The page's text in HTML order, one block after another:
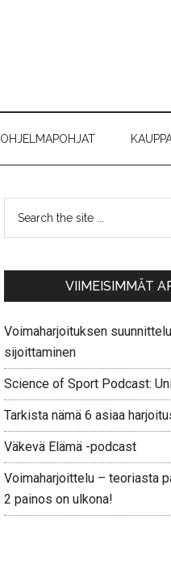
OHJELMAPOHJAT
VIIMEISIMMÄT
Voimaharjoituksen
sijoittaminen
Science of Sport Podcast:
Tarkista nämä 6 asiaa
Väkevä Elämä -podcast
Voimaharjoittelu – teoriasta
2 painos on ulkona!